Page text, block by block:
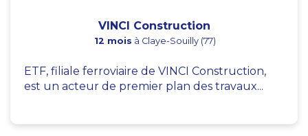
VINCI Construction
12 mois à Claye-Souilly (77)
ETF, filiale ferroviaire de VINCI Construction,
est un acteur de premier plan des travaux...